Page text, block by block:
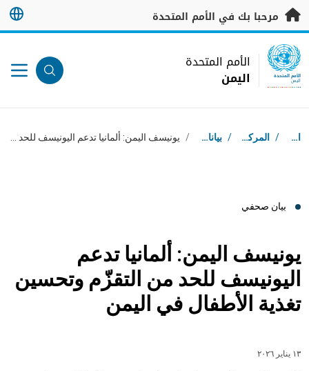
تخطى إلى المحتوى الرئيسي
مرحبا بك في الأمم المتحدة
UN Logo
الأمم المتحدة
اليمن
الأمم المتحدة
اليمن
مسار التنقل
استقبال / المركز الإعلامي / بيانات صحفية /
بيان صحفي
يونيسف اليمن: ألمانيا تدعم
اليونيسف للحد من التقزّم وتحسين
تغذية الأطفال في اليمن
١٣ يناير ٢٠٢٦